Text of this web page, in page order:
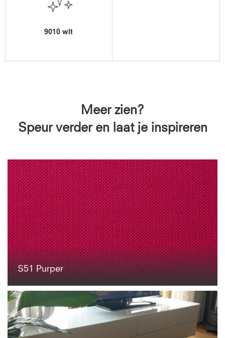
9010 wit
Meer zien?
Speur verder en laat je inspireren
S51 Purper